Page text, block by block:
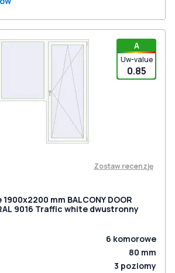
A
Uw-value
0.85
Zostaw recenzję
mm BALCONY DOOR
RAL 9016 Traffic white dwustronny
6 komorowe
80 mm
3 poziomy